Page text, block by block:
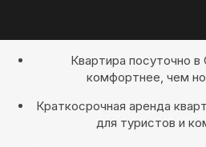
Квартира посуточно
комфортнее, чем
Краткосрочная аренда
для туристов и